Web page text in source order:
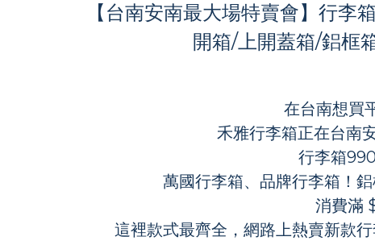
【台南安南最大場特賣會】行
開箱/上開蓋箱/鋁框
在台南想買
禾雅行李箱正在台南
行李箱
萬國行李箱、品牌行李箱！
消費滿
這裡款式最齊全，網路上熱賣新款